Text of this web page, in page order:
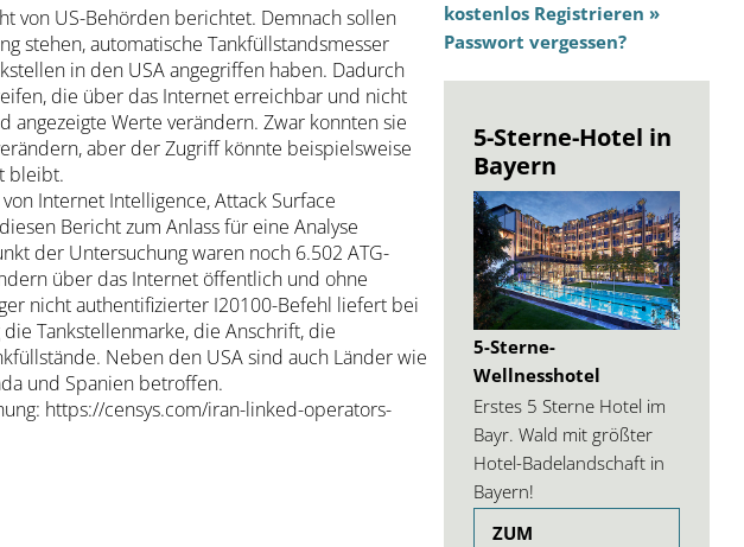
von US-Behörden berichtet. Demnach sollen
stehen, automatische Tankfüllstandsmesser
in den USA angegriffen haben. Dadurch
die über das Internet erreichbar und nicht
angezeigte Werte verändern. Zwar konnten sie
aber der Zugriff könnte beispielsweise
bleibt.
Internet Intelligence, Attack Surface
Bericht zum Anlass für eine Analyse
der Untersuchung waren noch 6.502 ATG-
über das Internet öffentlich und ohne
nicht authentifizierter I20100-Befehl liefert bei
Tankstellenmarke, die Anschrift, die
Neben den USA sind auch Länder wie
und Spanien betroffen.
https://censys.com/iran-linked-operators-
kostenlos Registrieren »
Passwort vergessen?
5-Sterne-Hotel in
Bayern
5-Sterne-
Wellnesshotel
Erstes 5 Sterne Hotel im
Bayr. Wald mit größter
Hotel-Badelandschaft in
Bayern!
ZUM